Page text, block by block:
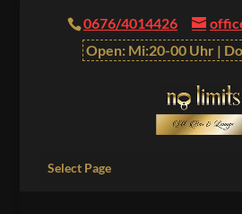
0676/4014426
Open: Mi:20-00 Uhr |
Select Page